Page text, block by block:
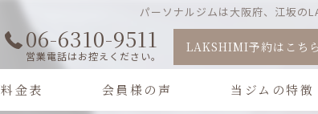
パーソナルジムは大阪府、江坂の
06-6310-9511
営業電話はお控えください。
LAKSHIMI予約はこちら
料金表 会員様の声 当ジムの特徴